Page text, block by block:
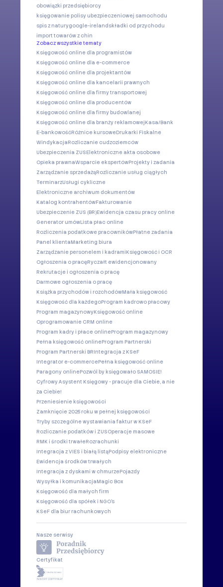
obowiązki przedsiębiorcy
księgowanie polisy ubezpieczeniowej samochodu
spis z naturygoogle-irelandskładki od przychodu
import towarów z chin
Zobacz wszystkie tematy
Księgowość online dla programistów
Księgowość online dla e-commerce
Księgowość online dla projektantów
Księgowość online dla kancelarii prawnych
Księgowość online dla firmy transportowej
Księgowość online dla producentów
Księgowość online dla firmy budowlanej
Księgowość online dla branży reklamowejKasa/Bank
E-bankowośćRóżnice kursoweDrukarki Fiskalne
WindykacjaRozliczanie cudzoziemców
Ubezpieczenia ZUSElektroniczne akta osobowe
Opieka prawnaWsparcie ekspertówProjekty i zadania
Zarządzanie sprzedażąRozliczanie usług ciągłych
TerminarzUsługi cykliczne
Elektroniczne archiwum dokumentów
Katalog kontrahentówFakturowanie
Ubezpieczenie ZUS (BR)Ewidencja czasu pracy online
Generator umówLista płac online
Rozliczenia podatkowe pracownikówPłatne zadania
Panel klientaMarketing biura
Zarządzanie personelem i kadramiKsięgowość i OCR
Ogłoszenia o pracęRyczałt ewidencjonowany
Rekrutacje i ogłoszenia o pracę
Darmowe ogłoszenia o pracę
Książka przychodów i rozchodówMała księgowość
Księgowość dla każdegoProgram kadrowo płacowy
Program magazynowyKsięgowość online
Oprogramowanie CRM online
Program kadry i płace onlineProgram magazynowy
Pełna księgowość onlineProgram Partnerski
Program Partnerski BRIntegracja z KSeF
Integrator e-commercePełna księgowość online
Paragony onlinePozwól by księgowało SAMOSIE!
Cyfrowy Asystent Księgowy - pracuje dla Ciebie, a nie
za Ciebie!
Przeniesienie księgowości
Zamknięcie 2025 roku w pełnej księgowości
Tryby szczególne wystawiania faktur w KSeF
Rozliczanie podatków i ZUSOperacje masowe
RMK i środki trwałeRozrachunki
Integracja z VIES i białą listąPodpisy elektroniczne
Ewidencja środków trwałych
Integracja z dyskami w chmurzePojazdy
Wysyłka i komunikacjaMagic Box
Księgowość dla małych firm
Księgowość dla spółek i NGO's
KSeF dla biur rachunkowych
Nasze serwisy
Certyfikat